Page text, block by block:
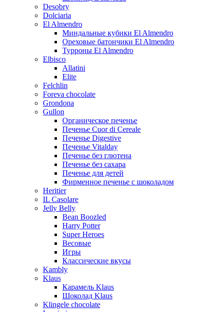
Desobry
Dolciaria
El Almendro
Миндальные кубики El Almendro
Ореховые батончики El Almendro
Турроны El Almendro
Elbisco
Allatini
Elite
Felchlin
Foreva chocolate
Grondona
Gullon
Органическое печенье
Печенье Cuor di Cereale
Печенье Digestive
Печенье Vitalday
Печенье без глютена
Печенье без сахара
Печенье для детей
Фирменное печенье с шоколадом
Heritier
IL Casolare
Jelly Belly
Bean Boozled
Harry Potter
Super Heroes
Весовые
Игры
Классические вкусы
Kambly
Klaus
Карамель Klaus
Шоколад Klaus
Klingele chocolate